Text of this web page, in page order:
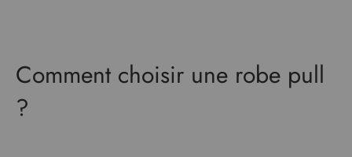
Comment choisir une robe pull
?